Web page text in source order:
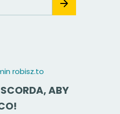
robisz.to
ABY